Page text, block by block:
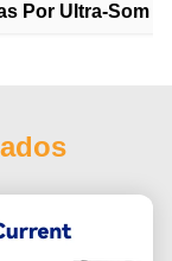
Por Ultra-Som